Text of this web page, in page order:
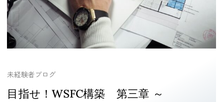
未経験者ブログ
目指せ！WSFC構築 第三章 ～